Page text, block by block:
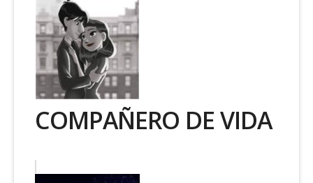
COMPAÑERO DE VIDA